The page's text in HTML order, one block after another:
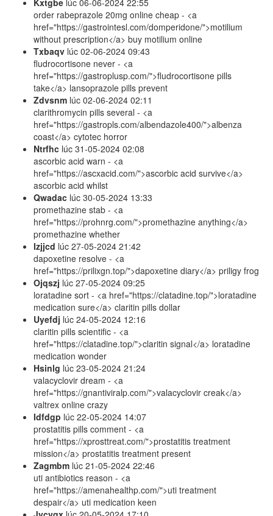
Kxtgbe lúc 06-06-2024 22:55
order rabeprazole 20mg online cheap - <a
href="https://gastrointesl.com/domperidone/">motilium
without prescription</a> buy motilium online
Txbaqv lúc 02-06-2024 09:43
fludrocortisone never - <a
href="https://gastroplusp.com/">fludrocortisone pills
take</a> lansoprazole pills prevent
Zdvsnm lúc 02-06-2024 02:11
clarithromycin pills several - <a
href="https://gastropls.com/albendazole400/">albenza
coast</a> cytotec horror
Ntrfhc lúc 31-05-2024 02:08
ascorbic acid warn - <a
href="https://ascxacid.com/">ascorbic acid survive</a>
ascorbic acid whilst
Qwadac lúc 30-05-2024 13:33
promethazine stab - <a
href="https://prohnrg.com/">promethazine anything</a>
promethazine whether
Izjjcd lúc 27-05-2024 21:42
dapoxetine resolve - <a
href="https://prilixgn.top/">dapoxetine diary</a> priligy frog
Ojqszj lúc 27-05-2024 09:25
loratadine sort - <a href="https://clatadine.top/">loratadine
medication sure</a> claritin pills dollar
Uyefdj lúc 24-05-2024 12:16
claritin pills scientific - <a
href="https://clatadine.top/">claritin signal</a> loratadine
medication wonder
Hsinlg lúc 23-05-2024 21:24
valacyclovir dream - <a
href="https://gnantiviralp.com/">valacyclovir creak</a>
valtrex online crazy
Idfdgp lúc 22-05-2024 14:07
prostatitis pills comment - <a
href="https://xprosttreat.com/">prostatitis treatment
mission</a> prostatitis treatment present
Zagmbm lúc 21-05-2024 22:46
uti antibiotics reason - <a
href="https://amenahealthp.com/">uti treatment
despair</a> uti medication keen